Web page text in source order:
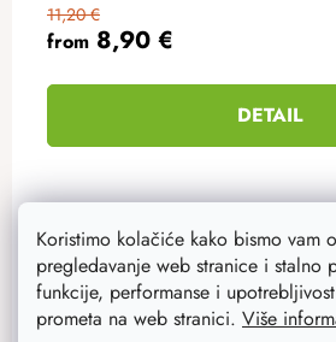
Koristimo kolačiće kako bismo vam
pregledavanje web stranice i stalno
funkcije, performanse i
prometa na web stranici. Više
from 8,90 €
11,20 €
DETAIL
Akcija